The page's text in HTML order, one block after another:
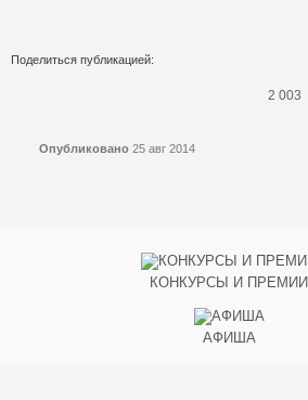
Поделиться публикацией:
2 003
Опубликовано 25 авг 2014
КОНКУРСЫ И ПРЕМИИ
АФИША